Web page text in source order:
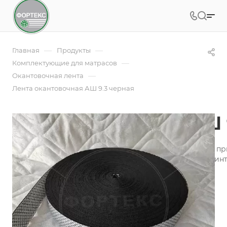
Главная — Продукты —
Комплектующие для матрасов —
Окантовочная лента —
Лента окантовочная АШ 9.3 черная
Лента окантовочная АШ
Лента окантовочная - это необходимая составляющая
производства, пошива аксессуаров для оформления
Подробности
Заказать